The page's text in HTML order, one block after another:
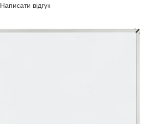
Написати відгук